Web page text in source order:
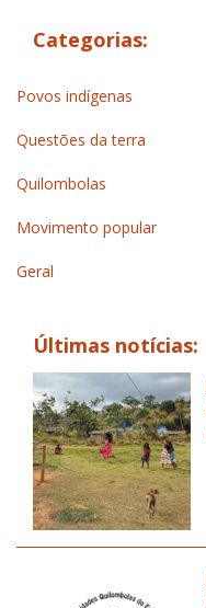
Categorias:
Povos indígenas
Questões da terra
Quilombolas
Movimento popular
Geral
Últimas notícias: